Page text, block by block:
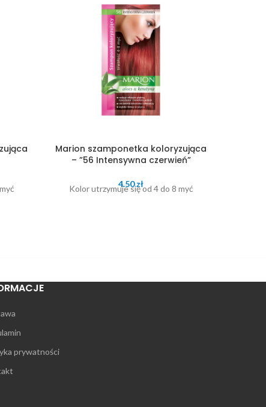
Marion szamponetka koloryzująca
– ”56 Intensywna czerwień”
4.50zł
Kolor utrzymuje się od 4 do 8 myć
prywatności